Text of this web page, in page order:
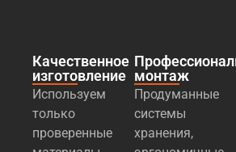
Качественное
изготовление
Используем
только
проверенные
монтаж
Продуманные
системы
хранения,